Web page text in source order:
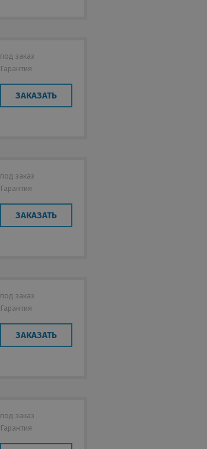
под заказ
Гарантия
ЗАКАЗАТЬ
под заказ
Гарантия
ЗАКАЗАТЬ
под заказ
Гарантия
ЗАКАЗАТЬ
под заказ
Гарантия